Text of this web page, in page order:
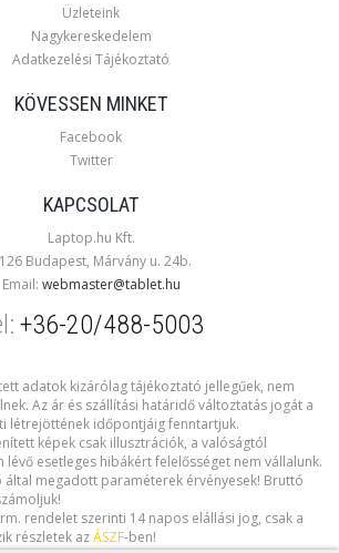
Üzleteink
Nagykereskedelem
Adatkezelési Tájékoztató
KÖVESSEN MINKET
Facebook
Twitter
KAPCSOLAT
Laptop.hu Kft.
Budapest, Márvány u. 24b.
Email: webmaster@tablet.hu
+36-20/488-5003
adatok kizárólag tájékoztató jellegűek, nem
Az ár és szállítási határidő változtatás jogát a
létrejöttének időpontjáig fenntartjuk.
képek csak illusztrációk, a valóságtól
lévő esetleges hibákért felelősséget nem vállalunk.
által megadott paraméterek érvényesek! Bruttó
rendelet szerinti 14 napos elállási jog, csak a
részletek azÁSZF-ben!